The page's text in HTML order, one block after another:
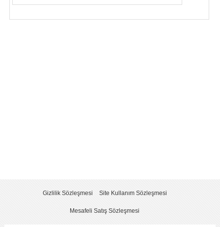
Gizlilik Sözleşmesi Site Kullanım Sözleşmesi
Mesafeli Satış Sözleşmesi